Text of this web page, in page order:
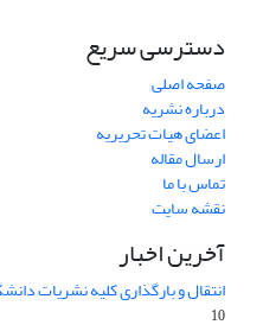
دسترسی سریع
صفحه اصلی
درباره نشریه
اعضای هیات تحریریه
ارسال مقاله
تماس با ما
نقشه سایت
آخرین اخبار
انتقال و بارگذاری کلیه نشریات
10